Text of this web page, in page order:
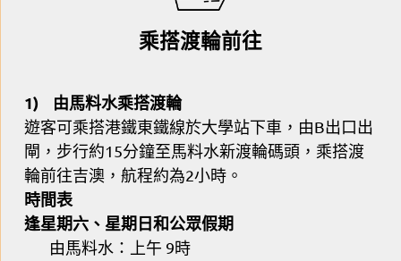
乘搭渡輪前往
1) 由馬料水乘搭渡輪
遊客可乘搭港鐵東鐵線於大學站下車，由B出口出
閘，步行約15分鐘至馬料水新渡輪碼頭，乘搭渡
輪前往吉澳，航程約為2小時。
時間表
逢星期六、星期日和公眾假期
由馬料水：上午 9時